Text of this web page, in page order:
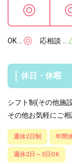
OK … 応相談 …
休日・休暇
シフト制(その他施
その他お気軽にご
週休2日制 年間
週休2日～3日OK